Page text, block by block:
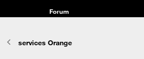
Forum
services Orange